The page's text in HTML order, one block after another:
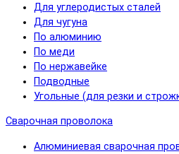
Для углеродистых сталей
Для чугуна
По алюминию
По меди
По нержавейке
Подводные
Угольные (для резки и
Сварочная проволока
Алюминиевая сварочная